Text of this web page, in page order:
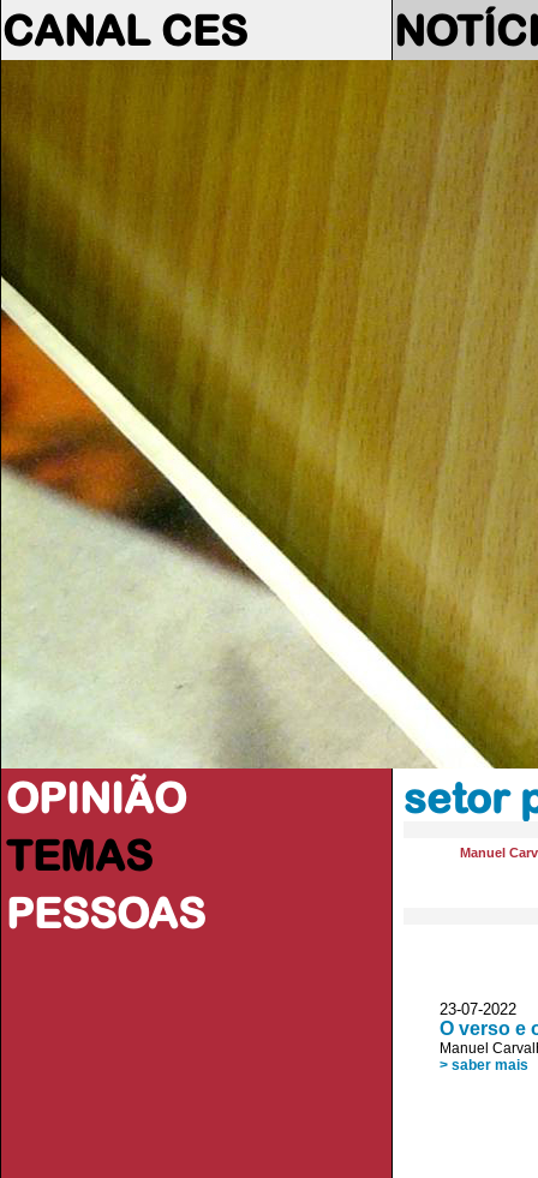
CANAL CES
OPINIÃO
TEMAS
PESSOAS
setor
Manuel
23-07-2022
O verso e
Manuel
> saber mais